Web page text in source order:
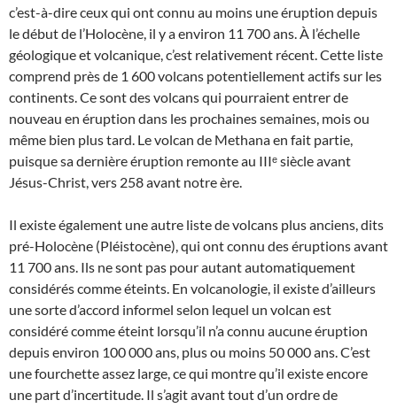
c’est-à-dire ceux qui ont connu au moins une éruption depuis
le début de l’Holocène, il y a environ 11 700 ans. À l’échelle
géologique et volcanique, c’est relativement récent. Cette liste
comprend près de 1 600 volcans potentiellement actifs sur les
continents. Ce sont des volcans qui pourraient entrer de
nouveau en éruption dans les prochaines semaines, mois ou
même bien plus tard. Le volcan de Methana en fait partie,
puisque sa dernière éruption remonte au IIIᵉ siècle avant
Jésus-Christ, vers 258 avant notre ère.
Il existe également une autre liste de volcans plus anciens, dits
pré-Holocène (Pléistocène), qui ont connu des éruptions avant
11 700 ans. Ils ne sont pas pour autant automatiquement
considérés comme éteints. En volcanologie, il existe d’ailleurs
une sorte d’accord informel selon lequel un volcan est
considéré comme éteint lorsqu’il n’a connu aucune éruption
depuis environ 100 000 ans, plus ou moins 50 000 ans. C’est
une fourchette assez large, ce qui montre qu’il existe encore
une part d’incertitude. Il s’agit avant tout d’un ordre de